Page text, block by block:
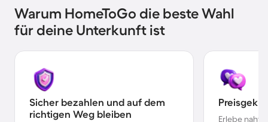
Warum HomeToGo die beste Wahl
für deine Unterkunft ist
Sicher bezahlen und auf dem
richtigen Weg bleiben
Erlebe